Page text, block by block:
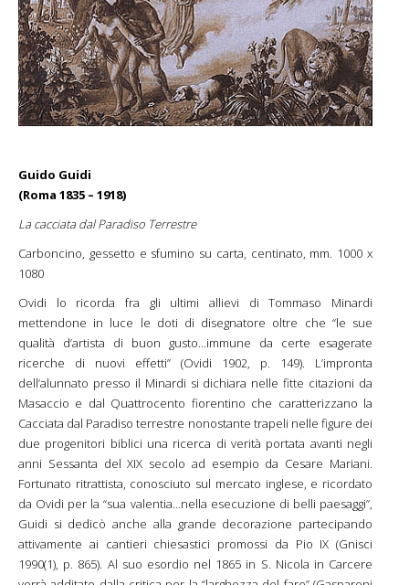
Guido Guidi
(Roma 1835 – 1918)
La cacciata dal Paradiso Terrestre
Carboncino, gessetto e sfumino su carta, centinato, mm. 1000 x
1080
Ovidi lo ricorda fra gli ultimi allievi di Tommaso Minardi
mettendone in luce le doti di disegnatore oltre che “le sue
qualità d’artista di buon gusto…immune da certe esagerate
ricerche di nuovi effetti” (Ovidi 1902, p. 149). L’impronta
dell’alunnato presso il Minardi si dichiara nelle fitte citazioni da
Masaccio e dal Quattrocento fiorentino che caratterizzano la
Cacciata dal Paradiso terrestre nonostante trapeli nelle figure dei
due progenitori biblici una ricerca di verità portata avanti negli
anni Sessanta del XIX secolo ad esempio da Cesare Mariani.
Fortunato ritrattista, conosciuto sul mercato inglese, e ricordato
da Ovidi per la “sua valentia…nella esecuzione di belli paesaggi”,
Guidi si dedicò anche alla grande decorazione partecipando
attivamente ai cantieri chiesastici promossi da Pio IX (Gnisci
1990(1), p. 865). Al suo esordio nel 1865 in S. Nicola in Carcere